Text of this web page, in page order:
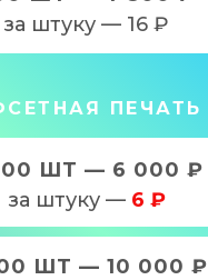
за штуку — 16 ₽
ШТ — 6 000 ₽
за штуку — 6 ₽
ШТ — 10 000 ₽
ПЕЧАТЬ